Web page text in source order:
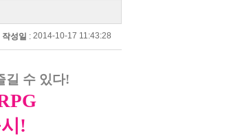
작성일 : 2014-10-17 11:43:28
길 수 있다!
!